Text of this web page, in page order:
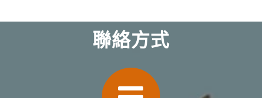
聯絡方式